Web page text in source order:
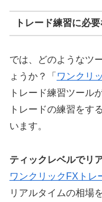
トレード練習に必
では、どのようなツ
ょうか？「 ワンクリ
トレード練習ツール
トレードの練習をす
います。
ティックレベルでリ
ワンクリックFXトレ
リアルタイムの相場